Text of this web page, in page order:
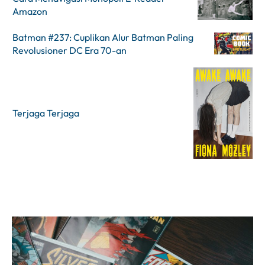
Amazon
Batman #237: Cuplikan Alur Batman Paling
Revolusioner DC Era 70-an
Terjaga Terjaga